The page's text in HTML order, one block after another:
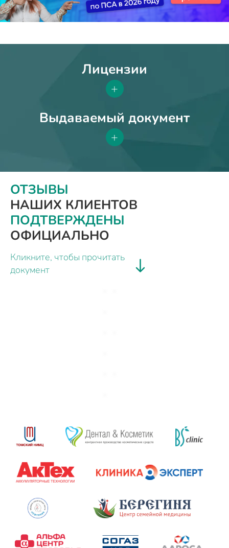
Лицензии
+
Выдаваемый документ
+
ОТЗЫВЫ
НАШИХ КЛИЕНТОВ
ПОДТВЕРЖДЕНЫ
ОФИЦИАЛЬНО
Кликните, чтобы прочитать
документ